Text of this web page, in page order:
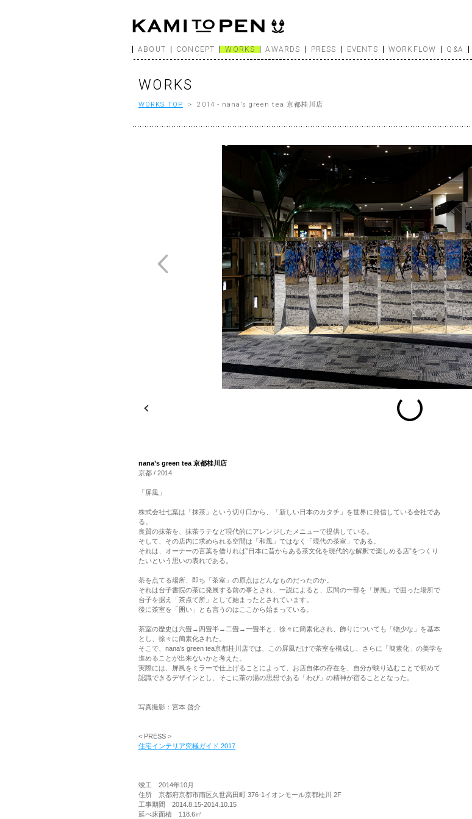
ABOUT CONCEPT WORKS AWARDS PRESS EVENTS WORKFLOW Q&A
WORKS
WORKS TOP > 2014 - nana’s green tea 京都桂川店
Previous
nana’s green tea 京都桂川店
京都 / 2014
「屏風」
株式会社七葉は「抹茶」という切り口から、「新しい日本のカタチ」を世界に発信している会社であ
る。
良質の抹茶を、抹茶ラテなど現代的にアレンジしたメニューで提供している。
そして、その店内に求められる空間は「和風」ではなく「現代の茶室」である。
それは、オーナーの言葉を借りれば”日本に昔からある茶文化を現代的な解釈で楽しめる店”をつくり
たいという思いの表れである。
茶を点てる場所、即ち「茶室」の原点はどんなものだったのか。
それは台子書院の茶に発展する前の事とされ、一説によると、広間の一部を「屏風」で囲った場所で
台子を据え「茶点て所」として始まったとされています。
後に茶室を「囲い」とも言うのはここから始まっている。
茶室の歴史は六畳→四畳半→二畳→一畳半と、徐々に簡素化され、飾りについても「物少な」を基本
とし、徐々に簡素化された。
そこで、nana’s green tea京都桂川店では、この屏風だけで茶室を構成し、さらに「簡素化」の美学を
進めることが出来ないかと考えた。
実際には、屏風をミラーで仕上げることによって、お店自体の存在を、自分が映り込むことで初めて
認識できるデザインとし、そこに茶の湯の思想である「わび」の精神が宿ることとなった。
写真撮影：宮本 啓介
< PRESS >
住宅インテリア究極ガイド 2017
竣工 2014年10月
住所 京都府京都市南区久世高田町 376-1イオンモール京都桂川 2F
工事期間 2014.8.15-2014.10.15
延べ床面積 118.6㎡